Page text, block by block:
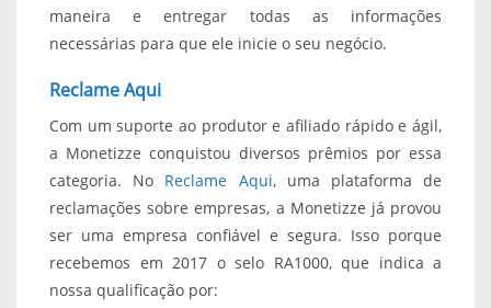
maneira e entregar todas as informações
necessárias para que ele inicie o seu negócio.
Reclame Aqui
Com um suporte ao produtor e afiliado rápido e ágil,
a Monetizze conquistou diversos prêmios por essa
categoria. No Reclame Aqui, uma plataforma de
reclamações sobre empresas, a Monetizze já provou
ser uma empresa confiável e segura. Isso porque
recebemos em 2017 o selo RA1000, que indica a
nossa qualificação por: